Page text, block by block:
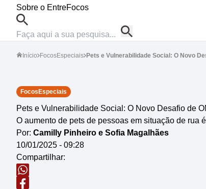
Sobre o EntreFocos
Início FocosEspeciais Pets e Vulnerabilidade Social: O Novo
FocosEspeciais
Pets e Vulnerabilidade Social: O Novo Desafio de
O aumento de pets de pessoas em situação de rua
Por: Camilly Pinheiro e Sofia Magalhães
10/01/2025 - 09:28
Compartilhar: